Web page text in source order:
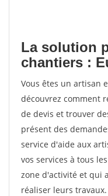
La solution
chantiers :
Vous êtes un artisan
découvrez comment
de devis et trouver
présent des
service d'aide aux
vos services à tous
zone d'activité et qui
réaliser leurs travaux.